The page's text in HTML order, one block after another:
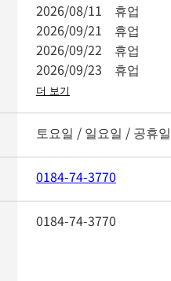
2026/08/11 휴업
2026/09/21 휴업
2026/09/22 휴업
2026/09/23 휴업
더 보기
토요일 / 일요일 / 공휴일
0184-74-3770
0184-74-3770